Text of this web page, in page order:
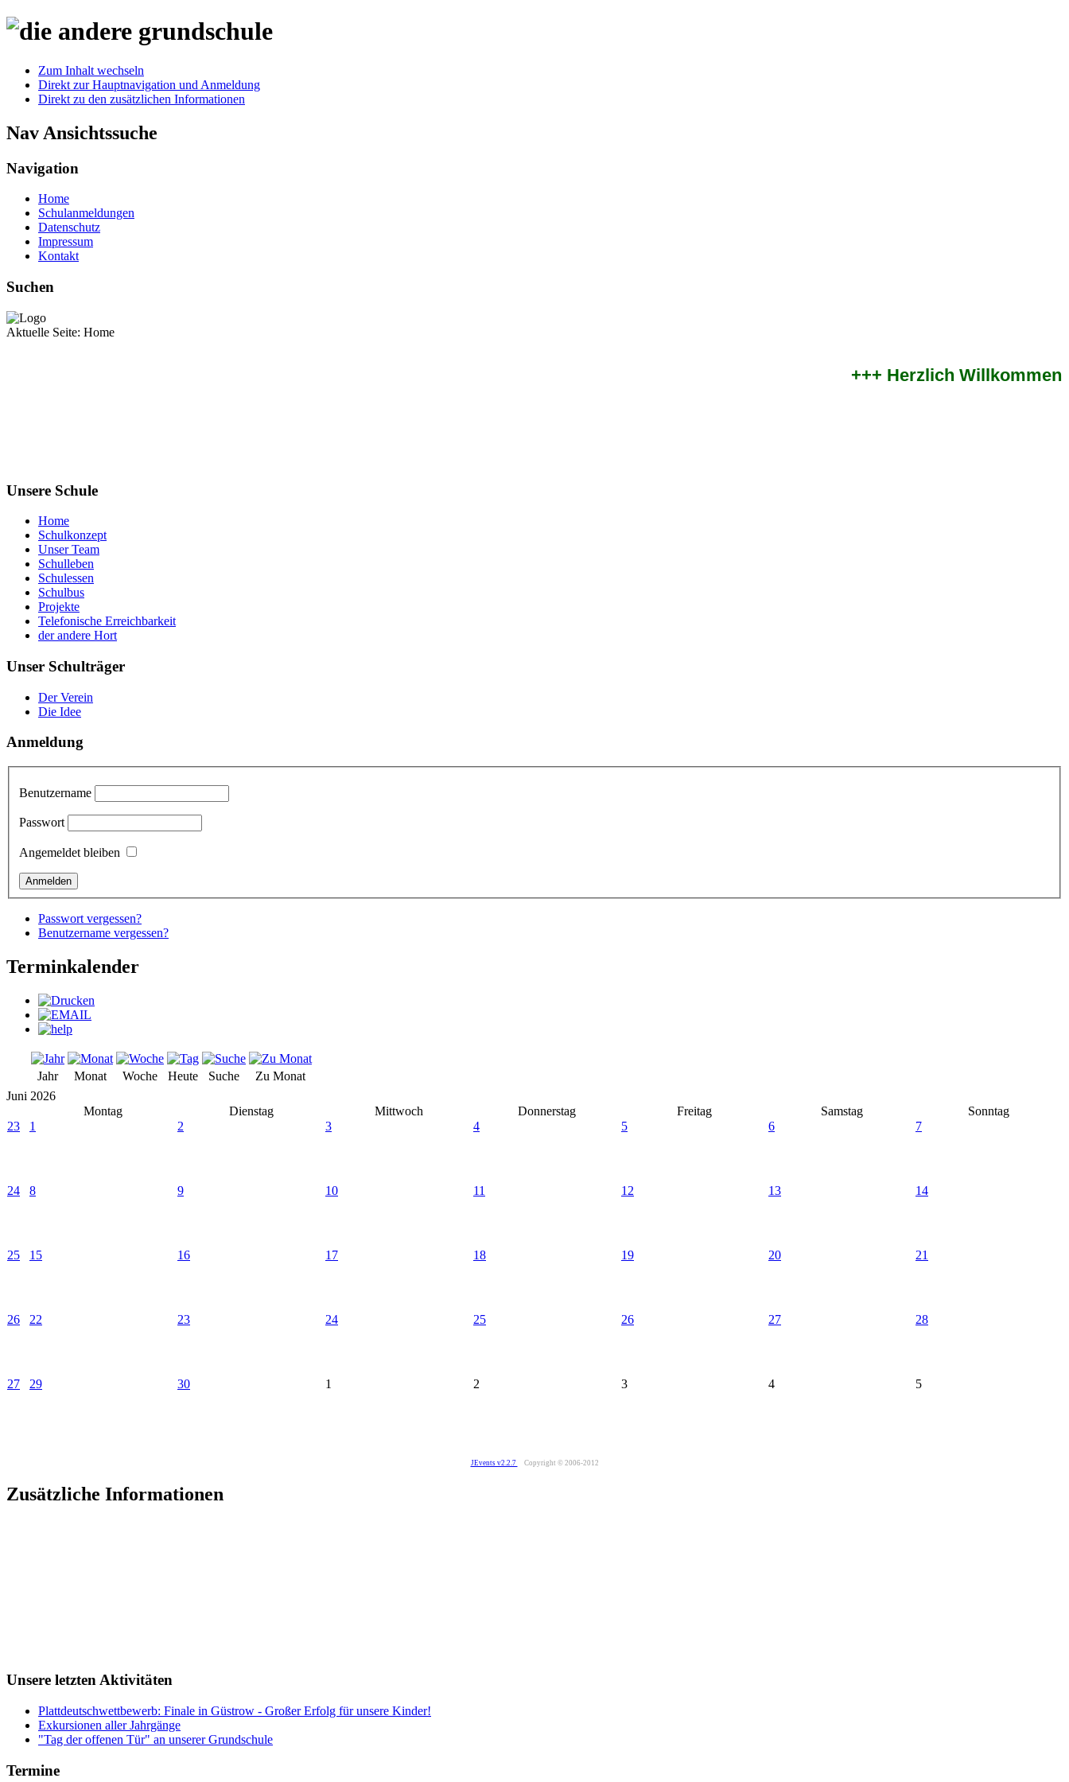
Zum Inhalt wechseln
Direkt zur Hauptnavigation und Anmeldung
Direkt zu den zusätzlichen Informationen
Nav Ansichtssuche
Navigation
Home
Schulanmeldungen
Datenschutz
Impressum
Kontakt
Suchen
Aktuelle Seite: Home
+++ Herzlich Willkommen
Unsere Schule
Home
Schulkonzept
Unser Team
Schulleben
Schulessen
Schulbus
Projekte
Telefonische Erreichbarkeit
der andere Hort
Unser Schulträger
Der Verein
Die Idee
Anmeldung
Benutzername
Passwort
Angemeldet bleiben
Passwort vergessen?
Benutzername vergessen?
Terminkalender
Jahr Monat Woche Heute Suche
Zu Monat
Juni 2026
Montag
Dienstag Mittwoch Donnerstag Freitag Samstag
Sonntag
23
1 2 3 4 5 6 7
24 8 9 10 11 12 13 14
25 15 16 17 18 19 20 21
26 22 23 24 25 26 27 28
27 29 30 1 2 3 4 5
JEvents v2.2.7 Copyright © 2006-2012
Zusätzliche Informationen
Unsere letzten Aktivitäten
Plattdeutschwettbewerb: Finale in Güstrow - Großer Erfolg für unsere Kinder!
Exkursionen aller Jahrgänge
"Tag der offenen Tür" an unserer Grundschule
Termine